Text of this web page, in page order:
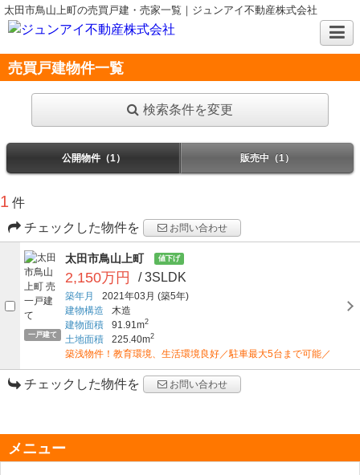
太田市鳥山上町の売買戸建・売家一覧｜ジュンアイ不動産株式会社
売買戸建物件一覧
検索条件を変更
公開物件（1） 販売中（1）
1 件
チェックした物件を
お問い合わせ
一戸建て
太田市鳥山上町 値下げ
2,150万円 / 3SLDK
築年月 2021年03月 (築5年)
建物構造
木造
建物面積
91.91m2
土地面積 225.40m2
築浅物件！教育環境、生活環境良好／駐車最大5台まで可能／
チェックした物件を お問い合わせ
メニュー